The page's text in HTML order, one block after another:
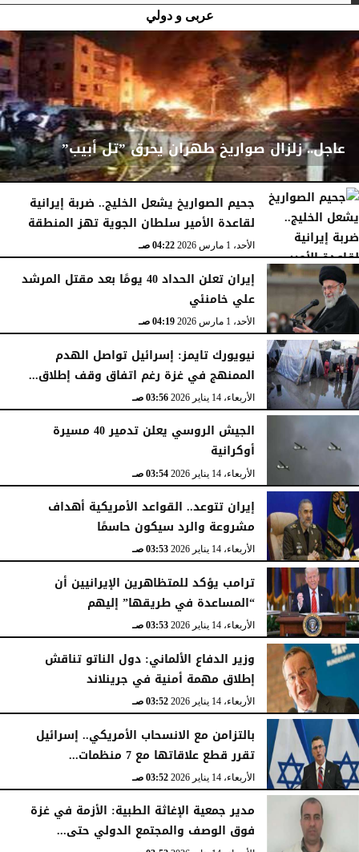
عربى و دولي
عاجل.. زلزال صواريخ طهران يحرق ”تل أبيب”
الأحد، 1 مارس 2026
جحيم الصواريخ يشعل الخليج.. ضربة إيرانية
لقاعدة الأمير سلطان الجوية تهز المنطقة
الأحد، 1 مارس 2026 04:22 صـ
إيران تعلن الحداد 40 يومًا بعد مقتل المرشد
علي خامنئي
الأحد، 1 مارس 2026 04:19 صـ
نيويورك تايمز: إسرائيل تواصل الهدم
الممنهج في غزة رغم اتفاق وقف إطلاق...
الأربعاء، 14 يناير 2026 03:56 صـ
الجيش الروسي يعلن تدمير 40 مسيرة
أوكرانية
الأربعاء، 14 يناير 2026 03:54 صـ
إيران تتوعد.. القواعد الأمريكية أهداف
مشروعة والرد سيكون حاسمًا
الأربعاء، 14 يناير 2026 03:53 صـ
ترامب يؤكد للمتظاهرين الإيرانيين أن
“المساعدة في طريقها” إليهم
الأربعاء، 14 يناير 2026 03:53 صـ
وزير الدفاع الألماني: دول الناتو تناقش
إطلاق مهمة أمنية في جرينلاند
الأربعاء، 14 يناير 2026 03:52 صـ
بالتزامن مع الانسحاب الأمريكي.. إسرائيل
تقرر قطع علاقاتها مع 7 منظمات...
الأربعاء، 14 يناير 2026 03:52 صـ
مدير جمعية الإغاثة الطبية: الأزمة في غزة
فوق الوصف والمجتمع الدولي حتى...